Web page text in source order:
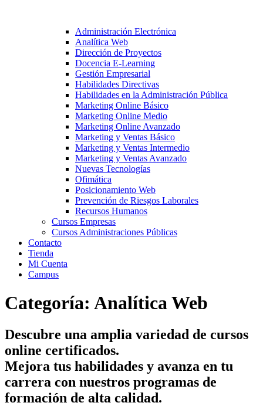
Administración Electrónica
Analítica Web
Dirección de Proyectos
Docencia E-Learning
Gestión Empresarial
Habilidades Directivas
Habilidades en la Administración Pública
Marketing Online Básico
Marketing Online Medio
Marketing Online Avanzado
Marketing y Ventas Básico
Marketing y Ventas Intermedio
Marketing y Ventas Avanzado
Nuevas Tecnologías
Ofimática
Posicionamiento Web
Prevención de Riesgos Laborales
Recursos Humanos
Cursos Empresas
Cursos Administraciones Públicas
Contacto
Tienda
Mi Cuenta
Campus
Categoría: Analítica Web
Descubre una amplia variedad de cursos
online certificados.
Mejora tus habilidades y avanza en tu
carrera con nuestros programas de
formación de alta calidad.